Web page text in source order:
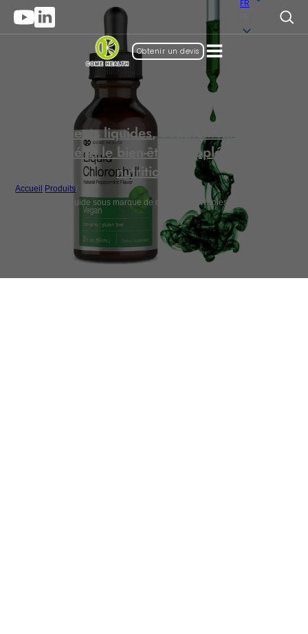
FR
Obtenir un devis
Suppléments liquides,
Suppléments pour la
santé et le bien-être
Suppléments
nutritionnels
Accueil Produits/
Chlorophylle liquide sous marque de distributeur Wholesale, Chlorophylle